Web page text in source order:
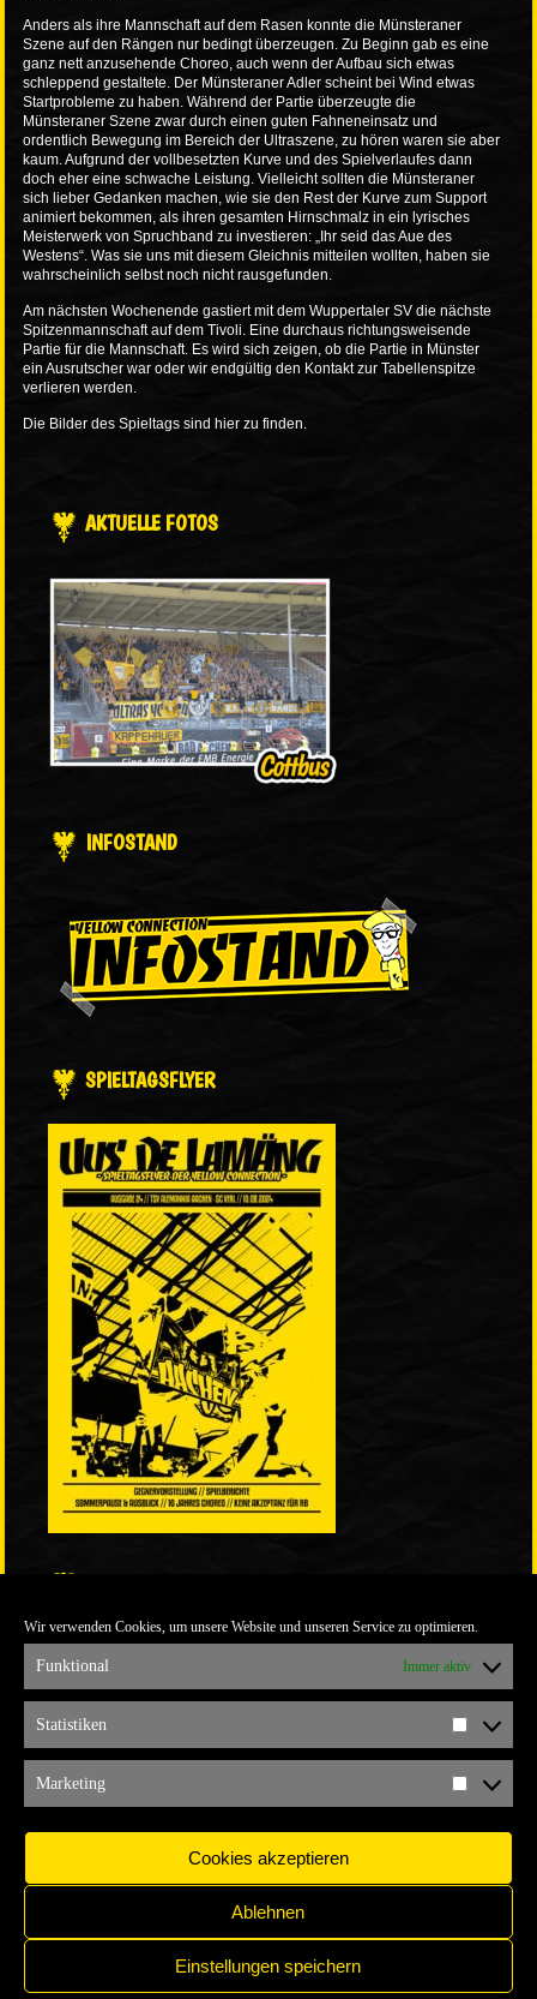
Wir verwenden Cookies, um unsere Website und unseren Service zu optimieren.
Funktional Immer aktiv
Statistiken
Marketing
Cookies akzeptieren
Ablehnen
Einstellungen speichern
Anders als ihre Mannschaft auf dem Rasen konnte die Münsteraner
Szene auf den Rängen nur bedingt überzeugen. Zu Beginn gab es eine
ganz nett anzusehende Choreo, auch wenn der Aufbau sich etwas
schleppend gestaltete. Der Münsteraner Adler scheint bei Wind etwas
Startprobleme zu haben. Während der Partie überzeugte die
Münsteraner Szene zwar durch einen guten Fahneneinsatz und
ordentlich Bewegung im Bereich der Ultraszene, zu hören waren sie aber
kaum. Aufgrund der vollbesetzten Kurve und des Spielverlaufes dann
doch eher eine schwache Leistung. Vielleicht sollten die Münsteraner
sich lieber Gedanken machen, wie sie den Rest der Kurve zum Support
animiert bekommen, als ihren gesamten Hirnschmalz in ein lyrisches
Meisterwerk von Spruchband zu investieren: „Ihr seid das Aue des
Westens“. Was sie uns mit diesem Gleichnis mitteilen wollten, haben sie
wahrscheinlich selbst noch nicht rausgefunden.
Am nächsten Wochenende gastiert mit dem Wuppertaler SV die nächste
Spitzenmannschaft auf dem Tivoli. Eine durchaus richtungsweisende
Partie für die Mannschaft. Es wird sich zeigen, ob die Partie in Münster
ein Ausrutscher war oder wir endgültig den Kontakt zur Tabellenspitze
verlieren werden.
Die Bilder des Spieltags sind hier zu finden.
AKTUELLE FOTOS
INFOSTAND
SPIELTAGSFLYER
ULTRABLOG DER YELLOW CONNECTION
ALEMANNIA VERKAUFT MAN NICHT
ARCHIV
ARCHIV
IMPRESSUM